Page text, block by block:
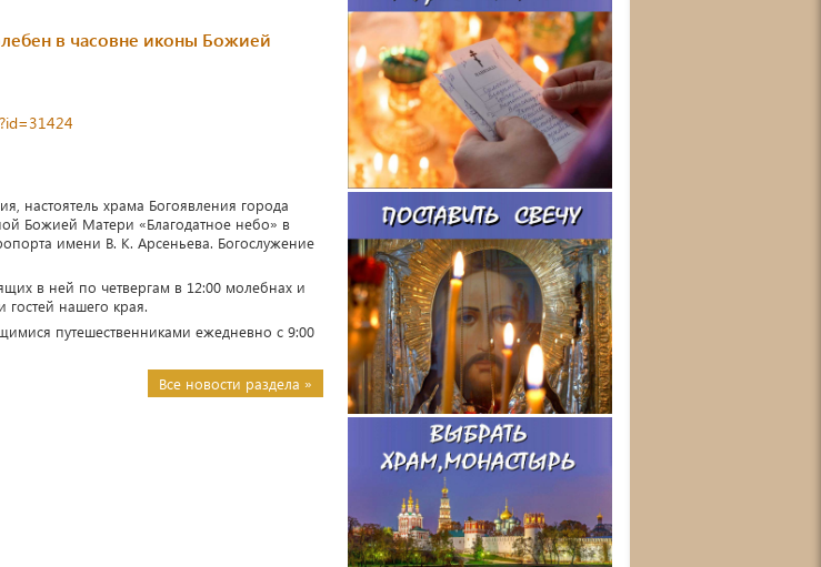
в часовне иконы Божией
настоятель храма Богоявления города
Божией Матери «Благодатное небо» в
имени В. К. Арсеньева. Богослужение
в ней по четвергам в 12:00 молебнах и
нашего края.
путешественниками ежедневно с 9:00
Все новости раздела »